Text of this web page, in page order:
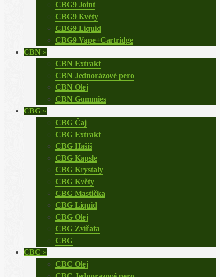
CBG9 Joint
CBG9 Kvéty
CBG9 Liquid
CBG9 Vape+Cartridge
CBN »
CBN Extrakt
CBN Jednorázové pero
CBN Olej
CBN Gummies
CBG »
CBG Čaj
CBG Extrakt
CBG Hašiš
CBG Kapsle
CBG Krystaly
CBG Květy
CBG Mastička
CBG Liquid
CBG Olej
CBG Zvířata
CBG
CBC »
CBC Olej